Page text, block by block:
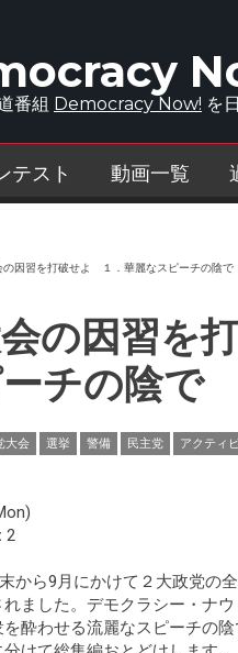
番組 Democracy Now! を
テスト 動画一覧
の因習を打破せよ １．華麗なスピーチの陰で
の因習を
チの陰で
大会 選挙 警備 民主党 アクティ
2
から9月にかけて２大政党の
ました。デモクラシー・ナ
を酔わせる流麗なスピーチの